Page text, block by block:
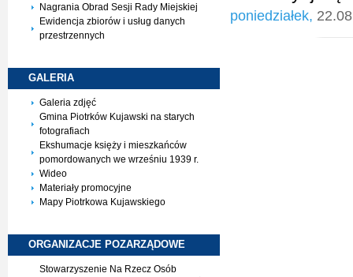
Nagrania Obrad Sesji Rady Miejskiej
Ewidencja zbiorów i usług danych
przestrzennych
GALERIA
Galeria zdjęć
Gmina Piotrków Kujawski na starych
fotografiach
Ekshumacje księży i mieszkańców
pomordowanych we wrześniu 1939 r.
Wideo
Materiały promocyjne
Mapy Piotrkowa Kujawskiego
ORGANIZACJE POZARZĄDOWE
Stowarzyszenie Na Rzecz Osób
poniedziałek,